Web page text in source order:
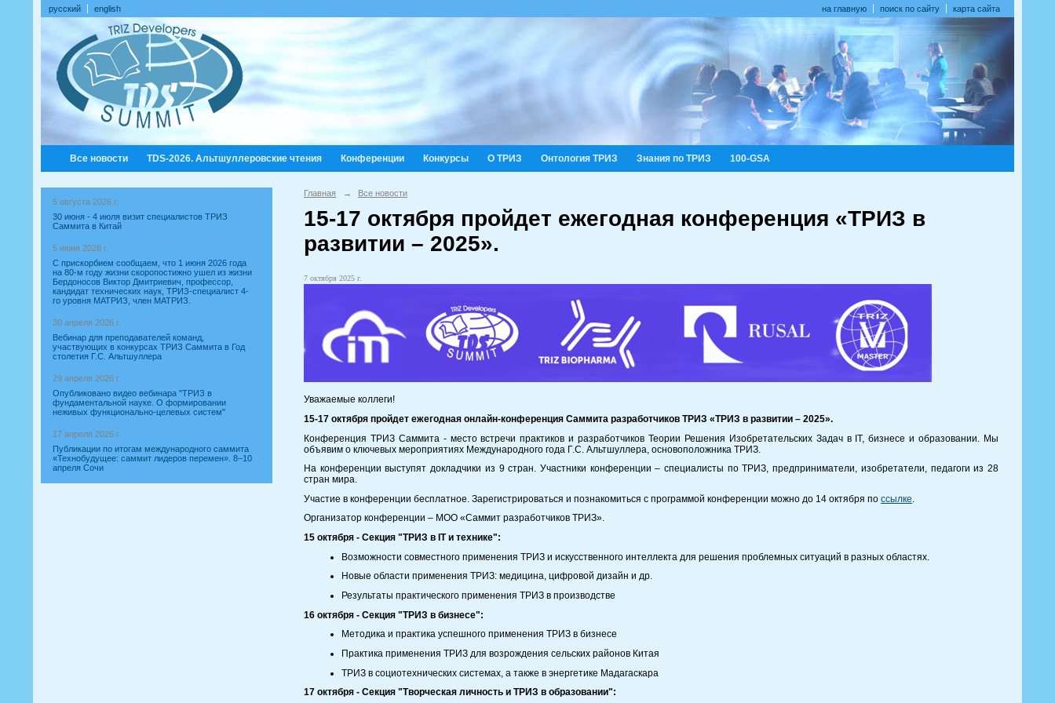
русский english на главную поиск по сайту карта сайта
Все новости TDS-2026. Альтшуллеровские чтения Конференции Конкурсы О ТРИЗ Онтология ТРИЗ Знания по ТРИЗ 100-GSA
5 августа 2026 г.
30 июня - 4 июля визит специалистов ТРИЗ
Саммита в Китай
5 июня 2026 г.
С прискорбием сообщаем, что 1 июня 2026 года
на 80-м году жизни скоропостижно ушел из жизни
Бердоносов Виктор Дмитриевич, профессор,
кандидат технических наук, ТРИЗ-специалист 4-
го уровня МАТРИЗ, член МАТРИЗ.
30 апреля 2026 г.
Вебинар для преподавателей команд,
участвующих в конкурсах ТРИЗ Саммита в Год
столетия Г.С. Альтшуллера
29 апреля 2026 г.
Опубликовано видео вебинара "ТРИЗ в
фундаментальной науке. О формировании
неживых функционально-целевых систем"
17 апреля 2026 г.
Публикации по итогам международного саммита
«Технобудущее: саммит лидеров перемен». 8–10
апреля Сочи
Главная → Все новости
15-17 октября пройдет ежегодная конференция «ТРИЗ в
развитии – 2025».
7 октября 2025 г.
Уважаемые коллеги!
15-17 октября пройдет ежегодная онлайн-конференция Саммита разработчиков ТРИЗ «ТРИЗ в развитии – 2025».
Конференция ТРИЗ Саммита - место встречи практиков и разработчиков Теории Решения Изобретательских Задач в IT, бизнесе и образовании. Мы
объявим о ключевых мероприятиях Международного года Г.С. Альтшуллера, основоположника ТРИЗ.
На конференции выступят докладчики из 9 стран. Участники конференции – специалисты по ТРИЗ, предприниматели, изобретатели, педагоги из 28
стран мира.
Участие в конференции бесплатное. Зарегистрироваться и познакомиться с программой конференции можно до 14 октября по ссылке.
Организатор конференции – МОО «Саммит разработчиков ТРИЗ».
15 октября - Секция "ТРИЗ в IT и технике":
Возможности совместного применения ТРИЗ и искусственного интеллекта для решения проблемных ситуаций в разных областях.
Новые области применения ТРИЗ: медицина, цифровой дизайн и др.
Результаты практического применения ТРИЗ в производстве
16 октября - Секция "ТРИЗ в бизнесе":
Методика и практика успешного применения ТРИЗ в бизнесе
Практика применения ТРИЗ для возрождения сельских районов Китая
ТРИЗ в социотехнических системах, а также в энергетике Мадагаскара
17 октября - Секция "Творческая личность и ТРИЗ в образовании":